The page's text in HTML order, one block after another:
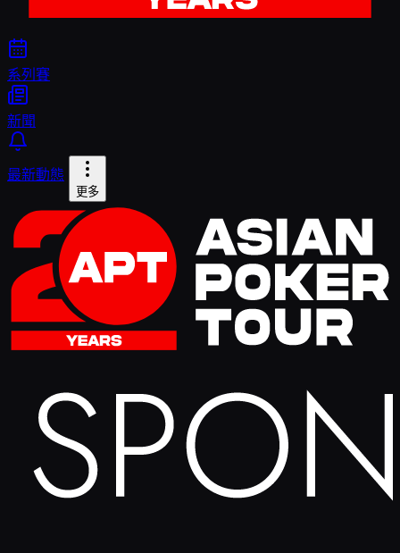
系列賽
新聞
最新動態
更多